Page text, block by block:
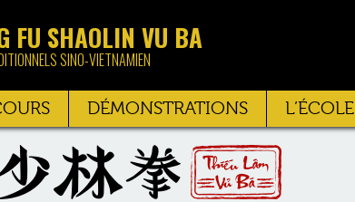
FU SHAOLIN VU BA
SINO-VIETNAMIEN
DÉMONSTRATIONS L’ÉCOLE